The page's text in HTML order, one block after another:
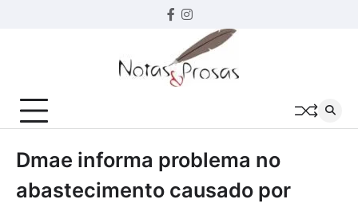
Facebook
instagram
Dmae informa problema no
abastecimento causado por